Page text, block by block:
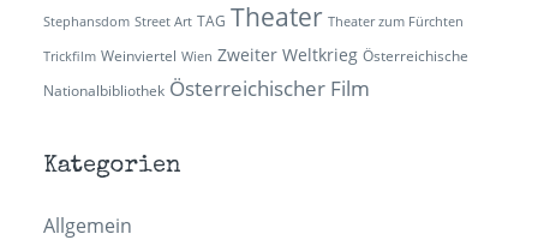
Stephansdom Street Art TAG Theater Theater zum Fürchten
Trickfilm Weinviertel Wien Zweiter Weltkrieg Österreichische
Nationalbibliothek Österreichischer Film
Kategorien
Allgemein